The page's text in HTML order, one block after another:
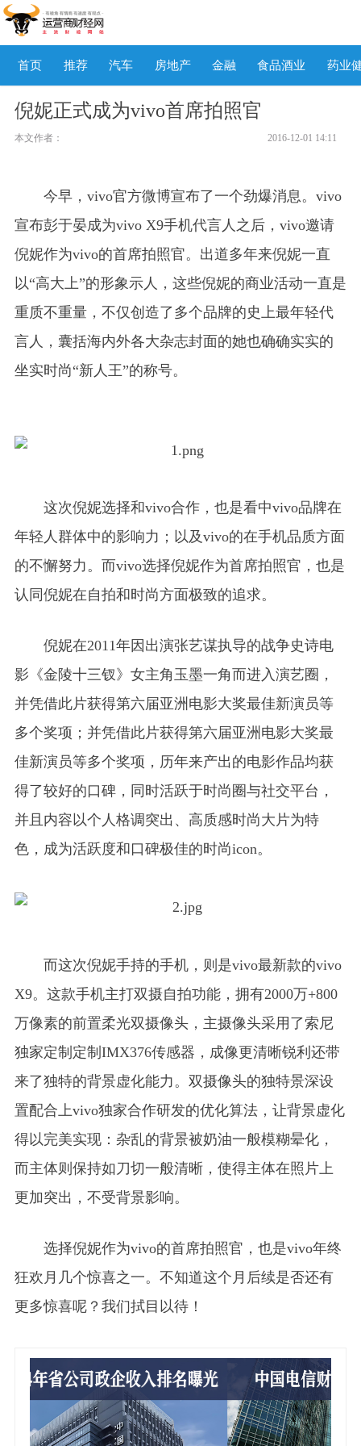
首页 推荐 汽车 房地产 金融 食品酒业 药业
倪妮正式成为vivo首席拍照官
本文作者： 2016-12-01 14:11
今早，vivo官方微博宣布了一个劲爆消息。vivo
宣布彭于晏成为vivo X9手机代言人之后，vivo邀请
倪妮作为vivo的首席拍照官。出道多年来倪妮一直
以“高大上”的形象示人，这些倪妮的商业活动一直是
重质不重量，不仅创造了多个品牌的史上最年轻代
言人，囊括海内外各大杂志封面的她也确确实实的
坐实时尚“新人王”的称号。
这次倪妮选择和vivo合作，也是看中vivo品牌在
年轻人群体中的影响力；以及vivo的在手机品质方面
的不懈努力。而vivo选择倪妮作为首席拍照官，也是
认同倪妮在自拍和时尚方面极致的追求。
倪妮在2011年因出演张艺谋执导的战争史诗电
影《金陵十三钗》女主角玉墨一角而进入演艺圈，
并凭借此片获得第六届亚洲电影大奖最佳新演员等
多个奖项；并凭借此片获得第六届亚洲电影大奖最
佳新演员等多个奖项，历年来产出的电影作品均获
得了较好的口碑，同时活跃于时尚圈与社交平台，
并且内容以个人格调突出、高质感时尚大片为特
色，成为活跃度和口碑极佳的时尚icon。
而这次倪妮手持的手机，则是vivo最新款的vivo
X9。这款手机主打双摄自拍功能，拥有2000万+800
万像素的前置柔光双摄像头，主摄像头采用了索尼
独家定制定制IMX376传感器，成像更清晰锐利还带
来了独特的背景虚化能力。双摄像头的独特景深设
置配合上vivo独家合作研发的优化算法，让背景虚化
得以完美实现：杂乱的背景被奶油一般模糊晕化，
而主体则保持如刀切一般清晰，使得主体在照片上
更加突出，不受背景影响。
选择倪妮作为vivo的首席拍照官，也是vivo年终
狂欢月几个惊喜之一。不知道这个月后续是否还有
更多惊喜呢？我们拭目以待！